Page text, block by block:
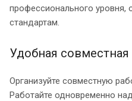
профессионального
стандартам.
Удобная
Организуйте совместную
Работайте одновременно